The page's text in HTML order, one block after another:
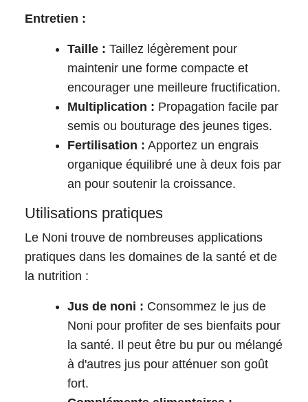
Entretien :
Taille : Taillez légèrement pour
maintenir une forme compacte et
encourager une meilleure fructification.
Multiplication : Propagation facile par
semis ou bouturage des jeunes tiges.
Fertilisation : Apportez un engrais
organique équilibré une à deux fois par
an pour soutenir la croissance.
Utilisations pratiques
Le Noni trouve de nombreuses applications
pratiques dans les domaines de la santé et de
la nutrition :
Jus de noni : Consommez le jus de
Noni pour profiter de ses bienfaits pour
la santé. Il peut être bu pur ou mélangé
à d'autres jus pour atténuer son goût
fort.